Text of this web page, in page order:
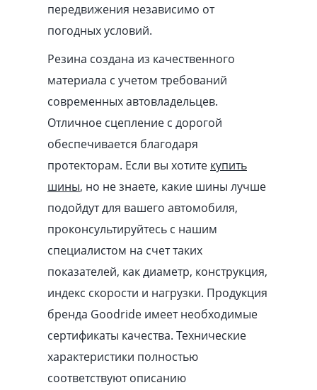
передвижения независимо от
погодных условий.
Резина создана из качественного
материала с учетом требований
современных автовладельцев.
Отличное сцепление с дорогой
обеспечивается благодаря
протекторам. Если вы хотите купить
шины, но не знаете, какие шины лучше
подойдут для вашего автомобиля,
проконсультируйтесь с нашим
специалистом на счет таких
показателей, как диаметр, конструкция,
индекс скорости и нагрузки. Продукция
бренда Goodride имеет необходимые
сертификаты качества. Технические
характеристики полностью
соответствуют описанию